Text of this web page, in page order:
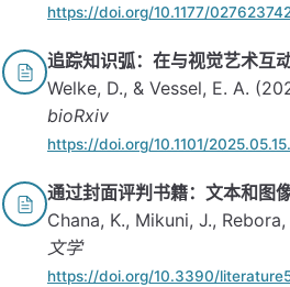
https://doi.org/10.1177/
追踪知识弧：在与视觉艺术互
Welke, D., & Vessel, E. A.
bioRxiv
https://doi.org/10.1101/
通过封面评判书籍：文本和图
Chana, K., Mikuni, J.,
文学
https://doi.org/10.3390/